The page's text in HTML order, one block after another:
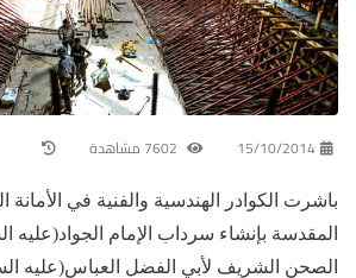
15/10/2014
باشرت الكوادر الهندسية والفنية في الأمانة
المقدسة بإنشاء سرداب الإمام
الصحن الشريف لأبي الفضل العباس(عليه